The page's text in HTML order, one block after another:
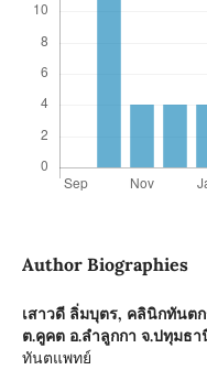
Author Biographies
เสาวดี ลิ่มบุตร, คลินิกทันต
ต.คูคต อ.ลำลูกกา จ.ปทุมธา
ทันตแพทย์